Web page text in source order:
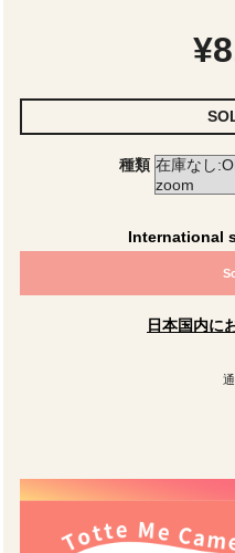
種類
International
日本国内に